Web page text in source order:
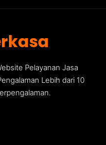
Pelayanan Jasa
Lebih dari 10